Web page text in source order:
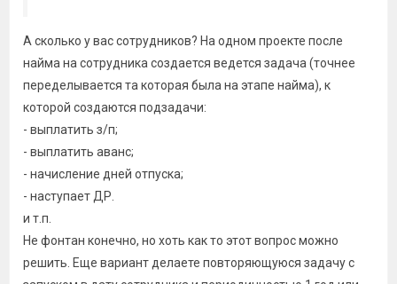
А сколько у вас сотрудников? На одном проекте после
найма на сотрудника создается ведется задача (точнее
переделывается та которая была на этапе найма), к
которой создаются подзадачи:
- выплатить з/п;
- выплатить аванс;
- начисление дней отпуска;
- наступает ДР.
и т.п.
Не фонтан конечно, но хоть как то этот вопрос можно
решить. Еще вариант делаете повторяющуюся задачу с